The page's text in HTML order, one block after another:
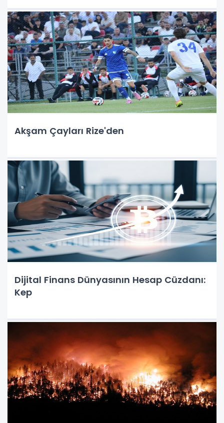
Akşam Çayları Rize'den
Dijital Finans Dünyasının Hesap Cüzdanı:
Kep